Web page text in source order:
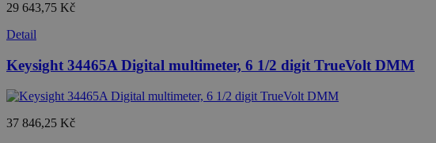
29 643,75 Kč
Detail
Keysight 34465A Digital multimeter, 6 1/2 digit TrueVolt DMM
37 846,25 Kč